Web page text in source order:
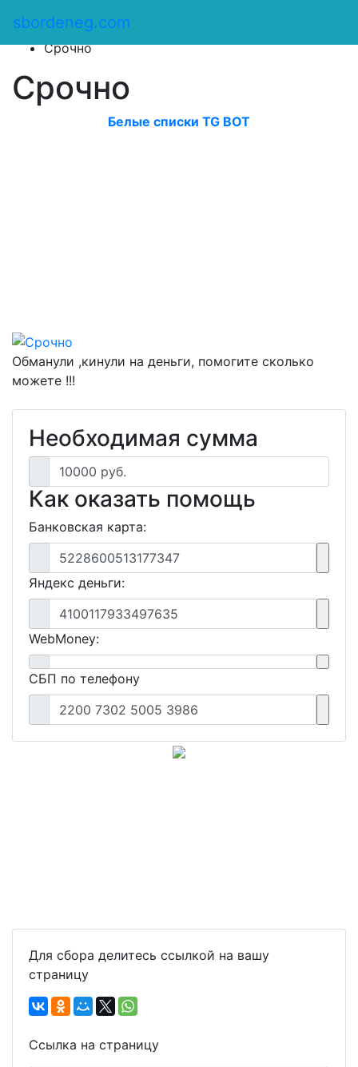
sbordeneg.com
Оказать помощь
Срочно
Срочно
Белые списки TG BOT
Обманули ,кинули на деньги, помогите сколько
можете !!!
Необходимая сумма
10000 руб.
Как оказать помощь
Банковская карта:
5228600513177347
Яндекс деньги:
4100117933497635
WebMoney:
СБП по телефону
2200 7302 5005 3986
Для сбора делитесь ссылкой на вашу
страницу
Ссылка на страницу